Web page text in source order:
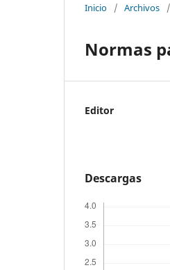
Inicio / Archivos /
Normas
Editor
Descargas